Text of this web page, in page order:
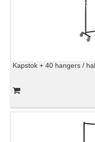
Kapstok + 40 hangers /